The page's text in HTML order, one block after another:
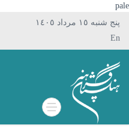
پنج شنبه ١٥ مرداد ١٤٠٥
En